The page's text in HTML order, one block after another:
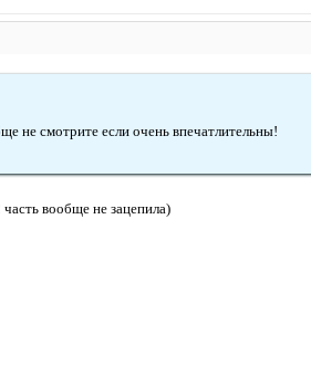
не смотрите если очень впечатлительны!
вообще не зацепила)